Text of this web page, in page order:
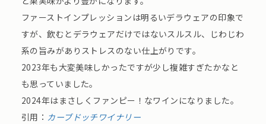
ファーストインプレッションは明るいデラウェアの印象で
すが、飲むとデラウェアだけではないスルスル、じわじわ
系の旨みがありストレスのない仕上がりです。
2023年も大変美味しかったですが少し複雑すぎたかなと
も思っていました。
2024年はまさしくファンピー！なワインになりました。
引用： カーブドッチワイナリー